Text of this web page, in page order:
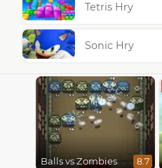
Tetris Hry
Sonic Hry
Balls vs Zombies 8.7